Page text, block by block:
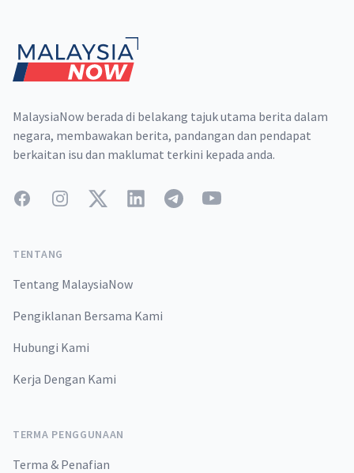
MalaysiaNow berada di belakang tajuk utama berita dalam
negara, membawakan berita, pandangan dan pendapat
berkaitan isu dan maklumat terkini kepada anda.
FacebookInstagramTwitterLinkedInTelegramYouTube
TENTANG
Tentang MalaysiaNow
Pengiklanan Bersama Kami
Hubungi Kami
Kerja Dengan Kami
TERMA PENGGUNAAN
Terma & Penafian